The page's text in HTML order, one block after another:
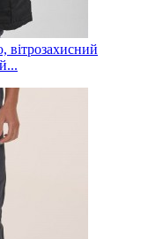
вітрозахисний